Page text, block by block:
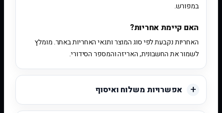
במפורש.
האם קיימת אחריות?
האחריות נקבעת לפי סוג המוצר ותנאי האחריות באתר. מומלץ
לשמור את החשבונית, האריזה והמספר הסידורי.
אפשרויות משלוח ואיסוף